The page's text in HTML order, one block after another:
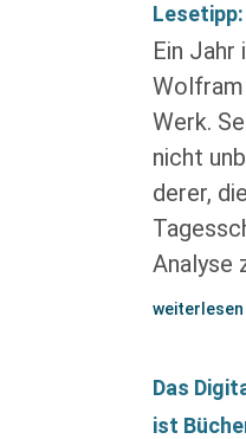
Ein
Werk.
nicht
derer,
Analyse
weiterlesen
Das
ist